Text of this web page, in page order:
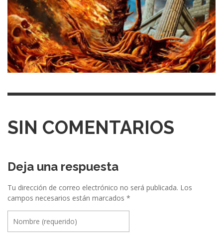
SIN COMENTARIOS
Deja una respuesta
Tu dirección de correo electrónico no será publicada. Los
campos necesarios están marcados *